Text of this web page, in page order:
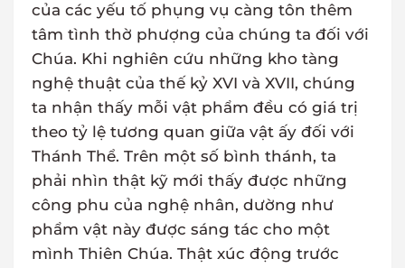
của các yếu tố phụng vụ càng tôn thêm
tâm tình thờ phượng của chúng ta đối với
Chúa. Khi nghiên cứu những kho tàng
nghệ thuật của thế kỷ XVI và XVII, chúng
ta nhận thấy mỗi vật phẩm đều có giá trị
theo tỷ lệ tương quan giữa vật ấy đối với
Thánh Thể. Trên một số bình thánh, ta
phải nhìn thật kỹ mới thấy được những
công phu của nghệ nhân, dường như
phẩm vật này được sáng tác cho một
mình Thiên Chúa. Thật xúc động trước